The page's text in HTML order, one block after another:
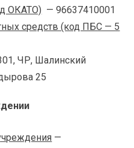
ОКАТО) — 96637410001
средств (код ПБС — 5
ЧР, Шалинский
25
—